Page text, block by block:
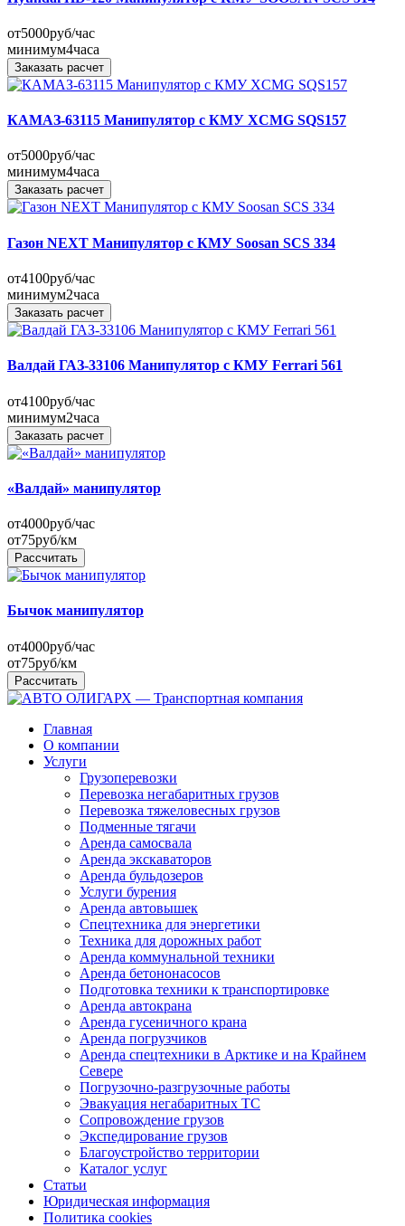
от5000руб/час
минимум4часа
Заказать расчет
КАМАЗ-63115 Манипулятор с КМУ XCMG SQS157
от5000руб/час
минимум4часа
Заказать расчет
Газон NEXT Манипулятор с КМУ Soosan SCS 334
от4100руб/час
минимум2часа
Заказать расчет
Валдай ГАЗ-33106 Манипулятор с КМУ Ferrari 561
от4100руб/час
минимум2часа
Заказать расчет
«Валдай» манипулятор
от4000руб/час
от75руб/км
Рассчитать
Бычок манипулятор
от4000руб/час
от75руб/км
Рассчитать
Главная
О компании
Услуги
Грузоперевозки
Перевозка негабаритных грузов
Перевозка тяжеловесных грузов
Подменные тягачи
Аренда самосвала
Аренда экскаваторов
Аренда бульдозеров
Услуги бурения
Аренда автовышек
Спецтехника для энергетики
Техника для дорожных работ
Аренда коммунальной техники
Аренда бетононасосов
Подготовка техники к транспортировке
Аренда автокрана
Аренда гусеничного крана
Аренда погрузчиков
Аренда спецтехники в Арктике и на Крайнем
Севере
Погрузочно-разгрузочные работы
Эвакуация негабаритных ТС
Сопровождение грузов
Экспедирование грузов
Благоустройство территории
Каталог услуг
Статьи
Юридическая информация
Политика cookies